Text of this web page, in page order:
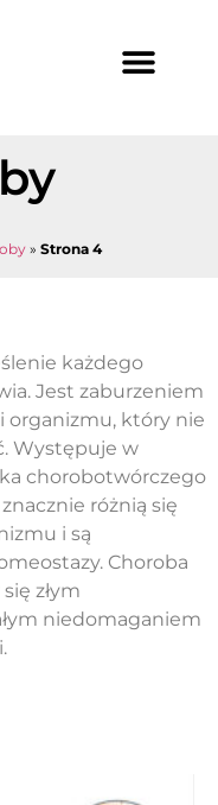
» Strona 4
każdego
Jest zaburzeniem
organizmu, który nie
Występuje w
chorobotwórczego
różnią się
i są
Choroba
złym
niedomaganiem